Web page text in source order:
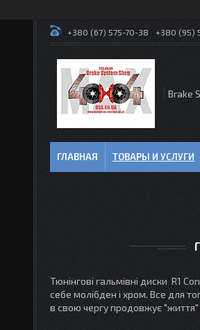
+380 (67) 575-70-38 +380 (95)
Brake
ГЛАВНАЯ ТОВАРЫ И УСЛУГИ
Тюнінгові гальмівні диски R1
себе молібден і хром. Все для
в свою чергу продовжує